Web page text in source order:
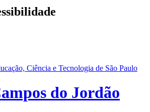
Acesso à informação
Ciência e Tecnologia de São Paulo
do Jordão